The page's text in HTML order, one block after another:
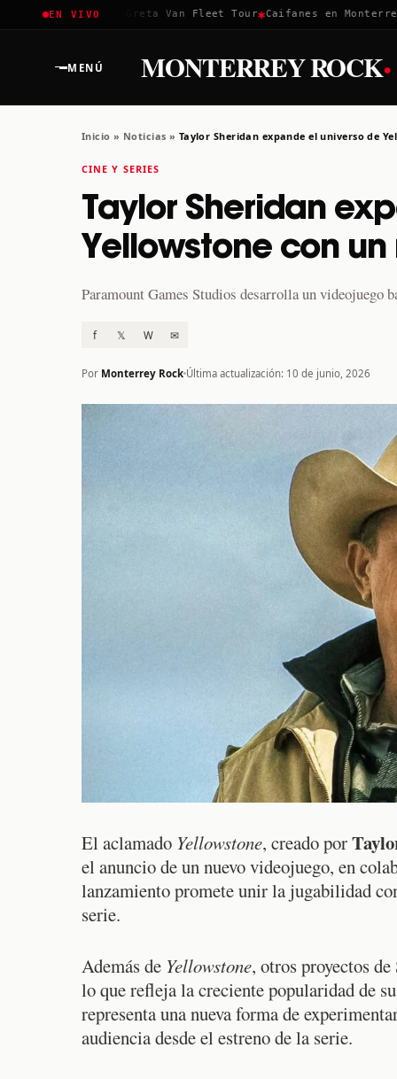
EN VIVO
Coachella 2026✱ Greta Van Fleet Tour✱Caifanes en Monterrey ·
MENÚ MONTERREY ROCK·
Inicio » Noticias » Taylor Sheridan expande el universo de
CINE Y SERIES
Taylor Sheridan
Yellowstone con
Paramount Games Studios desarrolla un videojuego
f 𝕏 W ✉
Por Monterrey Rock Última actualización: 10 de junio, 2026
El aclamado Yellowstone, creado por
el anuncio de un nuevo videojuego, en
lanzamiento promete unir la jugabilidad
serie.
Además de Yellowstone, otros proyectos
lo que refleja la creciente popularidad de
representa una nueva forma de
audiencia desde el estreno de la serie.